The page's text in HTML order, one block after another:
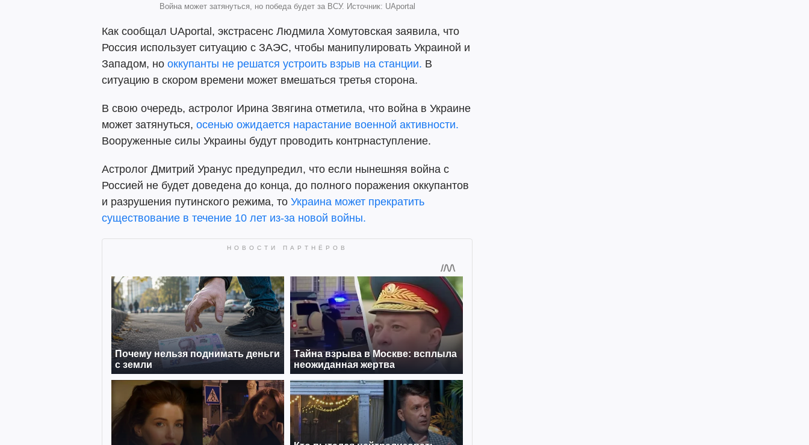
Война может затянуться, но победа будет за ВСУ. Источник: UAportal
Как сообщал UAportal, экстрасенс Людмила Хомутовская заявила, что
Россия использует ситуацию с ЗАЭС, чтобы манипулировать Украиной и
Западом, но оккупанты не решатся устроить взрыв на станции. В
ситуацию в скором времени может вмешаться третья сторона.
В свою очередь, астролог Ирина Звягина отметила, что война в Украине
может затянуться, осенью ожидается нарастание военной активности.
Вооруженные силы Украины будут проводить контрнаступление.
Астролог Дмитрий Уранус предупредил, что если нынешняя война с
Россией не будет доведена до конца, до полного поражения оккупантов
и разрушения путинского режима, то Украина может прекратить
существование в течение 10 лет из-за новой войны.